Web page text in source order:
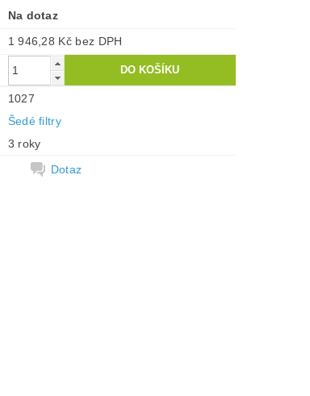
Na dotaz
1 946,28 Kč bez DPH
1027
Šedé filtry
3 roky
Dotaz